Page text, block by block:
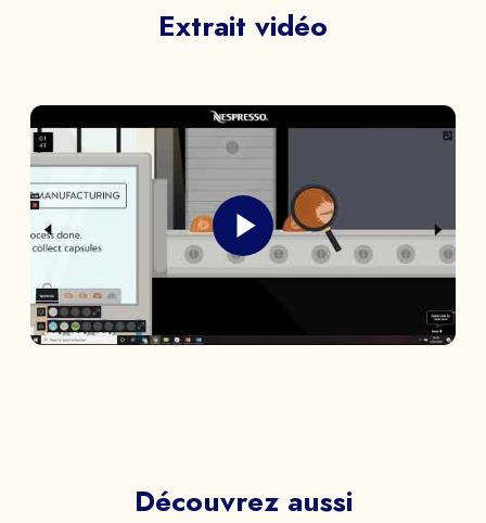
Extrait vidéo
Découvrez aussi
SOCIÉTÉ *
Programmer la demo